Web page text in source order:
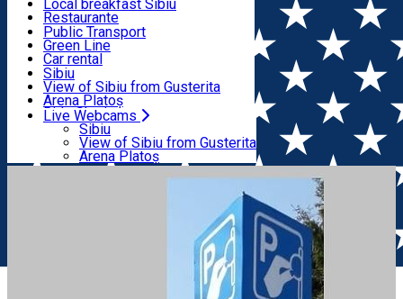
Transport & Parking
Live Webcams
Publicații locale
Beauty salons
Ice skating
Yoga
Camping
Renting rooms
Rooms for rent
Accommodation outside Sibiu
Local breakfast Sibiu
Restaurante
Pizza
Fast Food
Coffee
Sweets
Pub, Bar
Night clubs
Bakeries
Public Transport
Green Line
Car rental
Rent a bike
Scooter rentals
Taxi
Ride Sharing
Parking tickets
Parking places
Electric vehicle charging points
Sibiu
View of Sibiu from Gusterita
Arena Platoș
Live Webcams
Sibiu
View of Sibiu from Gusterita
Arena Platoș
Home Parking ticket spot
Automat parcare nr.10 -